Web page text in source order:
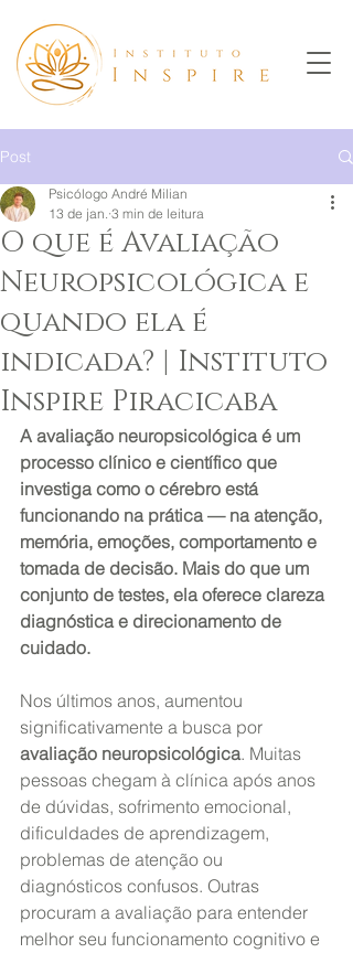
Post
O que é Avaliação
Neuropsicológica e
quando ela é
indicada? | Instituto
Inspire Piracicaba
Psicólogo André Milian
13 de jan. 3 min de leitura
A avaliação neuropsicológica é um
processo clínico e científico que
investiga como o cérebro está
funcionando na prática — na atenção,
memória, emoções, comportamento e
tomada de decisão. Mais do que um
conjunto de testes, ela oferece clareza
diagnóstica e direcionamento de
cuidado.
Nos últimos anos, aumentou
significativamente a busca por
avaliação neuropsicológica. Muitas
pessoas chegam à clínica após anos
de dúvidas, sofrimento emocional,
dificuldades de aprendizagem,
problemas de atenção ou
diagnósticos confusos. Outras
procuram a avaliação para entender
melhor seu funcionamento cognitivo e